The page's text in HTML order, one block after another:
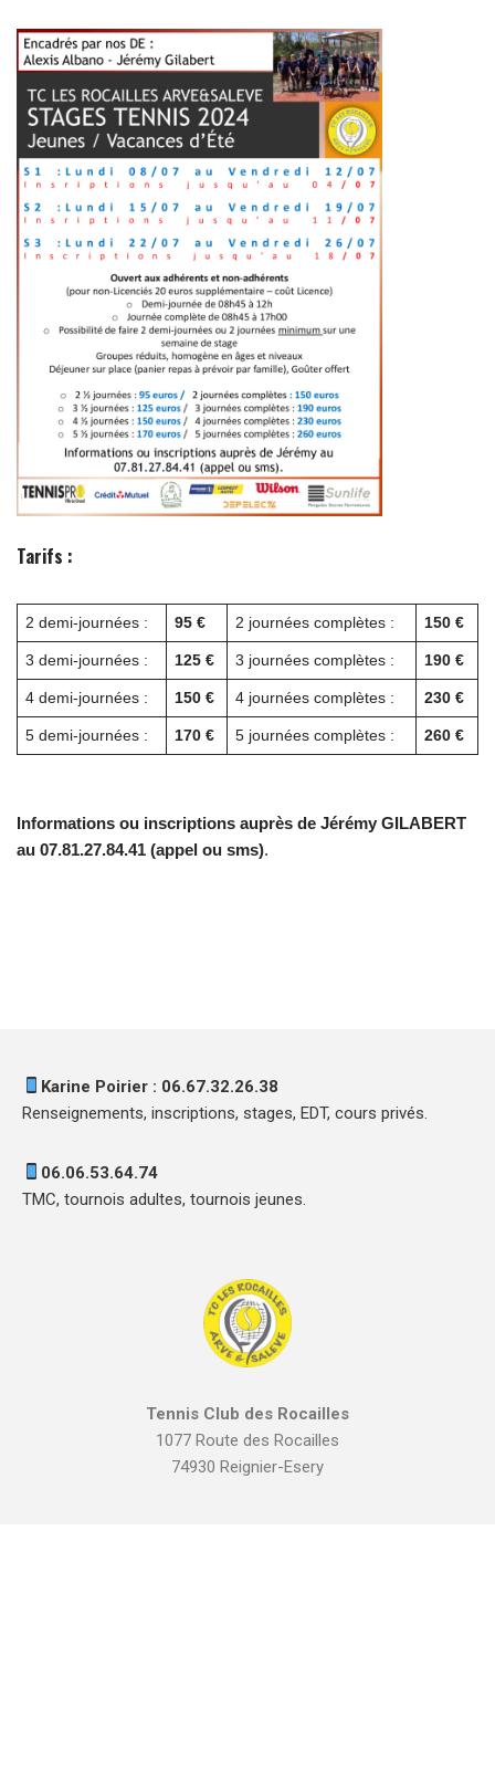
Tarifs :
2 demi-journées : 95 € 2 journées complètes : 150 €
3 demi-journées : 125 € 3 journées complètes : 190 €
4 demi-journées : 150 € 4 journées complètes : 230 €
5 demi-journées : 170 € 5 journées complètes : 260 €
Informations ou inscriptions auprès de Jérémy GILABERT
au 07.81.27.84.41 (appel ou sms).
Karine Poirier : 06.67.32.26.38
Renseignements, inscriptions, stages, EDT, cours privés.
06.06.53.64.74
TMC, tournois adultes, tournois jeunes.
Tennis Club des Rocailles
1077 Route des Rocailles
74930 Reignier-Esery